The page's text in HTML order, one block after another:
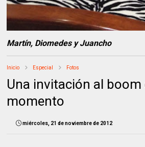
Martín, Diomedes y Juancho
Inicio Especial Fotos
Una invitación al boom
momento
miércoles, 21 de noviembre de 2012